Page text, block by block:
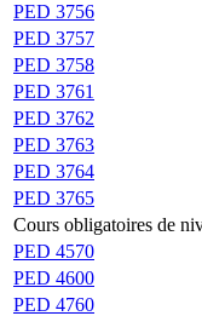
PED 3756
PED 3757
PED 3758
PED 3761
PED 3762
PED 3763
PED 3764
PED 3765
Cours obligatoires de
PED 4570
PED 4600
PED 4760